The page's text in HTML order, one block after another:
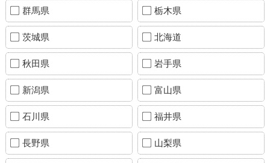
群馬県 栃木県
茨城県 北海道
秋田県 岩手県
新潟県 富山県
石川県 福井県
長野県 山梨県